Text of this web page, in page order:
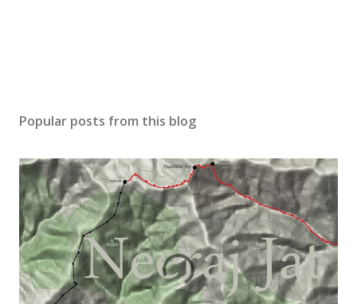
s
C
o
m
m
e
n
t
Popular posts from this blog